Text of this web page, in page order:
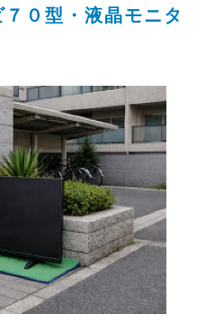
０型・液晶モニタ